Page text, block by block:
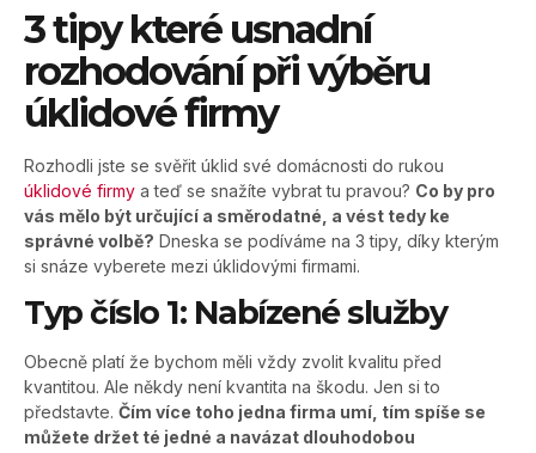
3 tipy které usnadní
rozhodování při výběru
úklidové firmy
Rozhodli jste se svěřit úklid své domácnosti do rukou
úklidové firmy a teď se snažíte vybrat tu pravou? Co by pro
vás mělo být určující a směrodatné, a vést tedy ke
správné volbě? Dneska se podíváme na 3 tipy, díky kterým
si snáze vyberete mezi úklidovými firmami.
Typ číslo 1: Nabízené služby
Obecně platí že bychom měli vždy zvolit kvalitu před
kvantitou. Ale někdy není kvantita na škodu. Jen si to
představte. Čím více toho jedna firma umí, tím spíše se
můžete držet té jedné a navázat dlouhodobou